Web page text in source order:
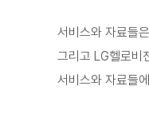
서비스와 자료들
그리고 LG헬로비
서비스와 자료들